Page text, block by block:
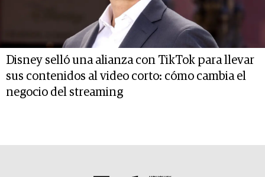
Disney selló una alianza con TikTok para llevar
sus contenidos al video corto: cómo cambia el
negocio del streaming